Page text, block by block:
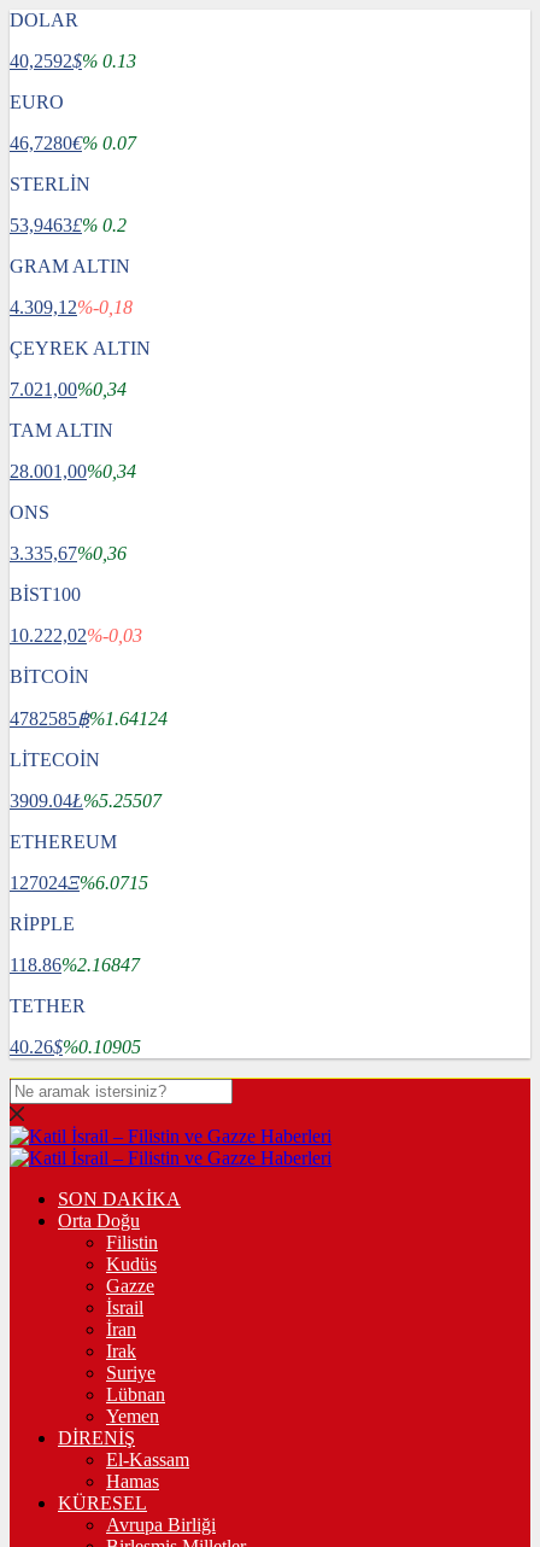
DOLAR
40,2592$% 0.13
EURO
46,7280€% 0.07
STERLİN
53,9463£% 0.2
GRAM ALTIN
4.309,12%-0,18
ÇEYREK ALTIN
7.021,00%0,34
TAM ALTIN
28.001,00%0,34
ONS
3.335,67%0,36
BİST100
10.222,02%-0,03
BİTCOİN
4782585฿%1.64124
LİTECOİN
3909.04Ł%5.25507
ETHEREUM
127024Ξ%6.0715
RİPPLE
118.86%2.16847
TETHER
40.26$%0.10905
SON DAKİKA
Orta Doğu
Filistin
Kudüs
Gazze
İsrail
İran
Irak
Suriye
Lübnan
Yemen
DİRENİŞ
El-Kassam
Hamas
KÜRESEL
Avrupa Birliği